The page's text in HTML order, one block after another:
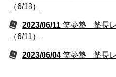
（6/18）
2023/06/11 笑夢塾 塾長レ
（6/11）
2023/06/04 笑夢塾 塾長レ